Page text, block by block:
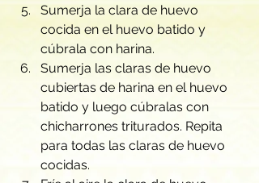
Sumerja la clara de huevo
cocida en el huevo batido y
cúbrala con harina.
Sumerja las claras de huevo
cubiertas de harina en el huevo
batido y luego cúbralas con
chicharrones triturados. Repita
para todas las claras de huevo
cocidas.